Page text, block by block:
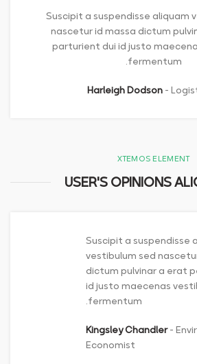
Suscipit a suspendisse aliquam
nascetur id massa dictum
parturient dui id justo
fermentum.
Harleigh Dodson
XTEMOS ELEMENT
USER'S OPINIONS
Suscipit a suspendisse
vestibulum sed
dictum pulvinar a erat
id justo maecenas
fermentum.
Kingsley Chandler
Economist